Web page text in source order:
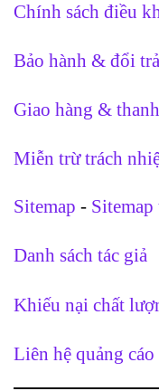
Chính sách điều
Bảo hành & đổi
Giao hàng &
Miễn trừ trách
Sitemap -
Danh sách tác giả
Khiếu nại chất
Liên hệ quảng cáo